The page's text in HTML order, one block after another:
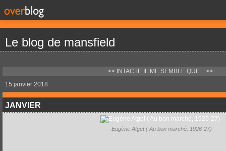
Le blog de mansfield
<< INTACTE
IL ME SEMBLE QUE... >>
15 janvier 2018
JANVIER
Eugène Atget ( Au bon marché, 1926-27)